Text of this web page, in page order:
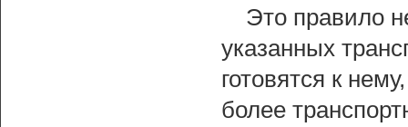
Это правило
указанных
готовятся к
более